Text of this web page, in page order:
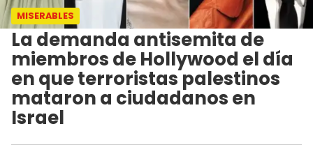
MISERABLES
La demanda antisemita de
miembros de Hollywood el día
en que terroristas palestinos
mataron a ciudadanos en
Israel